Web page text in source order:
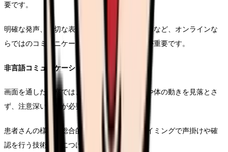
要です。
明確な発声、適切な表情、ジェスチャーの活用など、オンラインな
らではのコミュニケーション技術を磨くことが重要です。
非言語コミュニケーションの活用
画面を通した観察では、緩やかな表情の変化や体の動きを見落とさ
ず、注意深い観察が必要です。
患者さんの様子を総合的に判断し、適切なタイミングで声掛けや確
認を行う技術を身につけます。